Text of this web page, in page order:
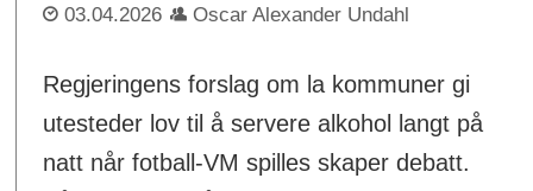
03.04.2026 Oscar Alexander Undahl
Regjeringens forslag om la kommuner gi
utesteder lov til å servere alkohol langt på
natt når fotball-VM spilles skaper debatt.